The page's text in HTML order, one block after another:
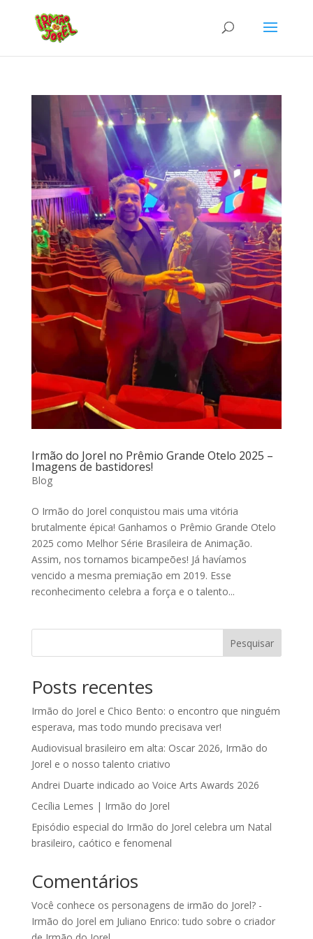
Irmão do Jorel no Prêmio Grande Otelo 2025 –
Imagens de bastidores!
Blog
O Irmão do Jorel conquistou mais uma vitória
brutalmente épica! Ganhamos o Prêmio Grande Otelo
2025 como Melhor Série Brasileira de Animação.
Assim, nos tornamos bicampeões! Já havíamos
vencido a mesma premiação em 2019. Esse
reconhecimento celebra a força e o talento...
Pesquisar
Posts recentes
Irmão do Jorel e Chico Bento: o encontro que ninguém
esperava, mas todo mundo precisava ver!
Audiovisual brasileiro em alta: Oscar 2026, Irmão do
Jorel e o nosso talento criativo
Andrei Duarte indicado ao Voice Arts Awards 2026
Cecília Lemes | Irmão do Jorel
Episódio especial do Irmão do Jorel celebra um Natal
brasileiro, caótico e fenomenal
Comentários
Você conhece os personagens de irmão do Jorel? -
Irmão do Jorel em Juliano Enrico: tudo sobre o criador